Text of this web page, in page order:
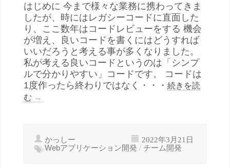
はじめに 今まで様々な業務に携わってきま
したが、時にはレガシーコードに直面した
り、ここ数年はコードレビューをする 機会
が増え、良いコードを書くにはどうすれば
いいだろうと考える事が多くなりました。
私が考える良いコードというのは「シンプ
ルで分かりやすい」コードです。 コードは
1度作ったら終わりではなく・・・ 続きを読
む →
かっしー 2022年3月21日
Webアプリケーション開発 / チーム開発